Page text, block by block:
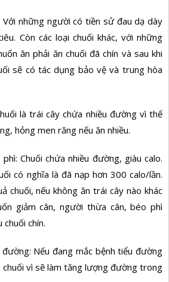
những người có tiền sử đau dạ dày
Còn các loại chuối khác, với những
ăn phải ăn chuối đã chín và sau khi
sẽ có tác dụng bảo vệ và trung hòa
là trái cây chứa nhiều đường vì thế
hỏng men răng nếu ăn nhiều.
Chuối chứa nhiều đường, giàu calo.
có nghĩa là đã nạp hơn 300 calo/lần.
chuối, nếu không ăn trái cây nào khác
giảm cân, người thừa cân, béo phì
chuối chín.
Nếu đang mắc bệnh tiểu đường
vì sẽ làm tăng lượng đường trong